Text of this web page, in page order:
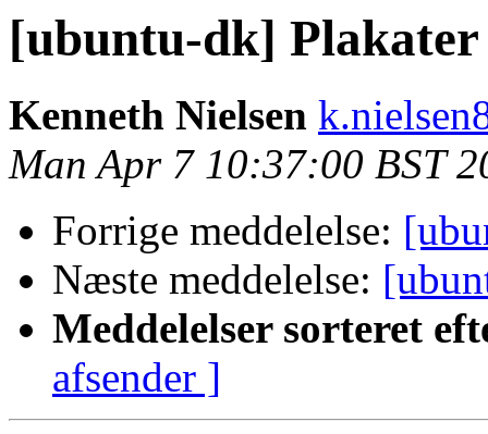
[ubuntu-dk] Plakater
Kenneth Nielsen
Man Apr 7 10:37:00 BST
Forrige meddelelse:
Næste meddelelse:
Meddelelser sorteret
afsender ]